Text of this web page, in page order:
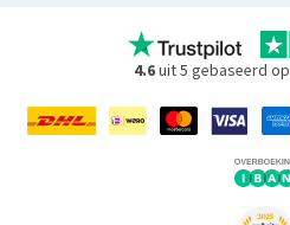
4.6uit 5 gebaseerd op